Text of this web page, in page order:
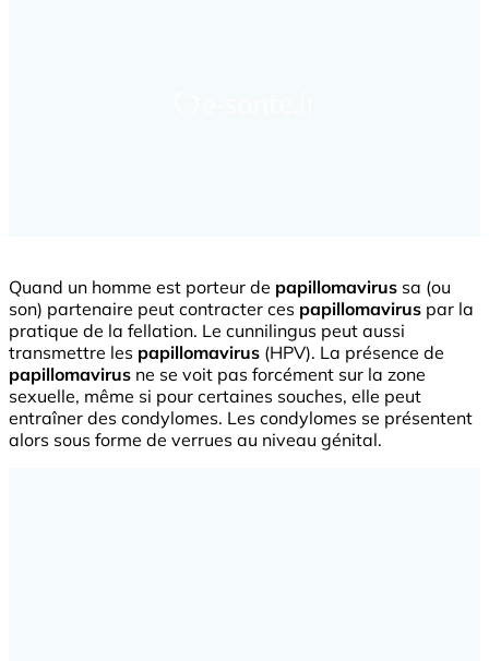
Quand un homme est porteur de papillomavirus sa (ou
son) partenaire peut contracter ces papillomavirus par la
pratique de la fellation. Le cunnilingus peut aussi
transmettre les papillomavirus (HPV). La présence de
papillomavirus ne se voit pas forcément sur la zone
sexuelle, même si pour certaines souches, elle peut
entraîner des condylomes. Les condylomes se présentent
alors sous forme de verrues au niveau génital.